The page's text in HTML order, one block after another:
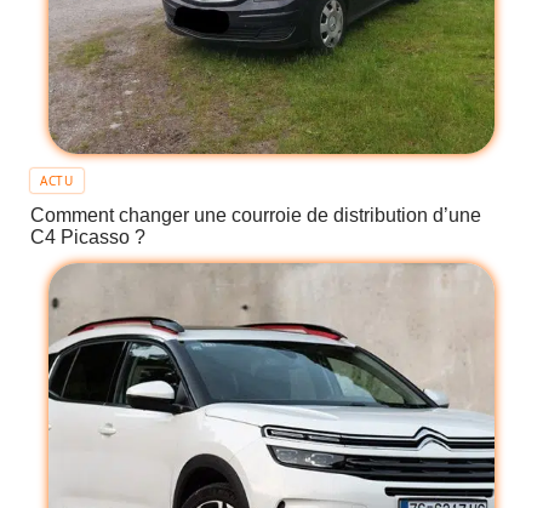
ACTU
Comment changer une courroie de distribution d’une
C4 Picasso ?